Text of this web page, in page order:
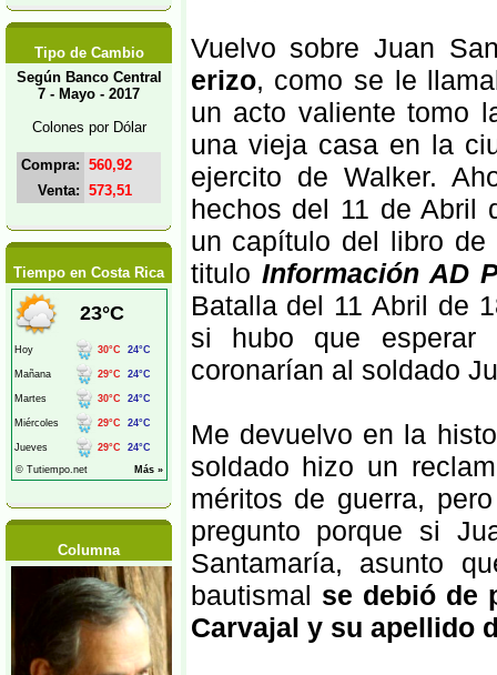
Tipo de Cambio
Según Banco Central
7 - Mayo - 2017
Colones por Dólar
Compra: 560,92
Venta: 573,51
Tiempo en Costa Rica
Columna
Vuelvo sobre Juan
erizo, como se le
un acto valiente tomo
una vieja casa en la
ejercito de Walker.
hechos del 11 de Abril
un capítulo del libro
titulo Información AD
Batalla del 11 Abril de
si hubo que esperar
coronarían al soldado
Me devuelvo en la
soldado hizo un
méritos de guerra,
pregunto porque si
Santamaría, asunto
bautismal se debió de
Carvajal y su apellido